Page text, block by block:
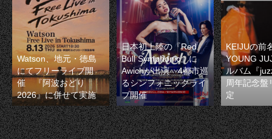
Watson、地元・徳島
にてフリーライブ開
催 『阿波おどり
2026』に併せて実施
日本初上陸の『Red
Bull Symphonic』に
Awichが出演 4都市巡
るシンフォニックライ
ブ開催
KEIJUの前
YOUNG
ルバム『
周年記念盤
定